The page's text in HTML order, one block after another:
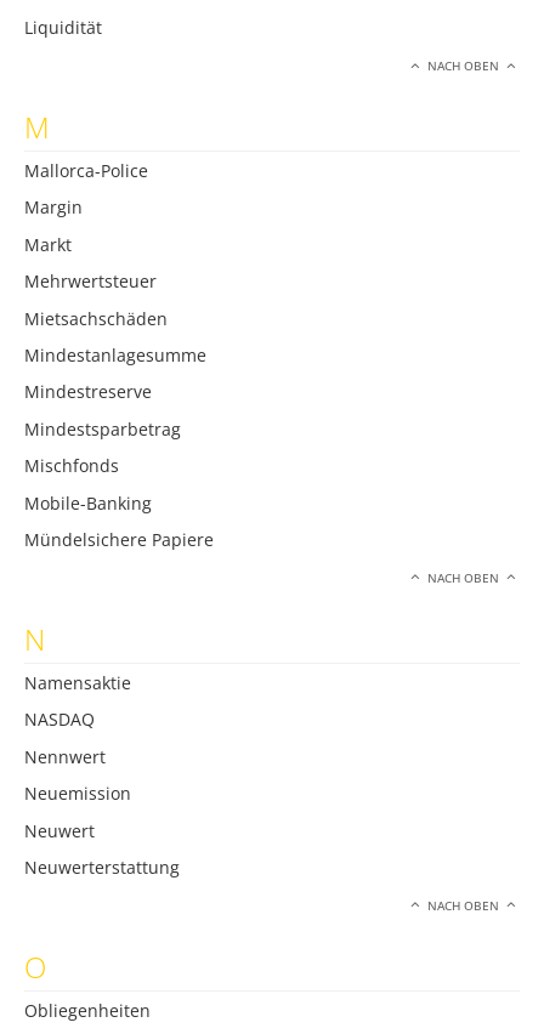
Liquidität
NACH OBEN
M
Mallorca-Police
Margin
Markt
Mehrwertsteuer
Mietsachschäden
Mindestanlagesumme
Mindestreserve
Mindestsparbetrag
Mischfonds
Mobile-Banking
Mündelsichere Papiere
NACH OBEN
N
Namensaktie
NASDAQ
Nennwert
Neuemission
Neuwert
Neuwerterstattung
NACH OBEN
O
Obliegenheiten